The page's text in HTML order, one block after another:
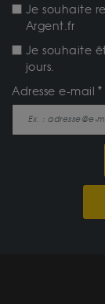
Je souhaite
Argent.fr
Je souhaite
jours.
Adresse e-mail